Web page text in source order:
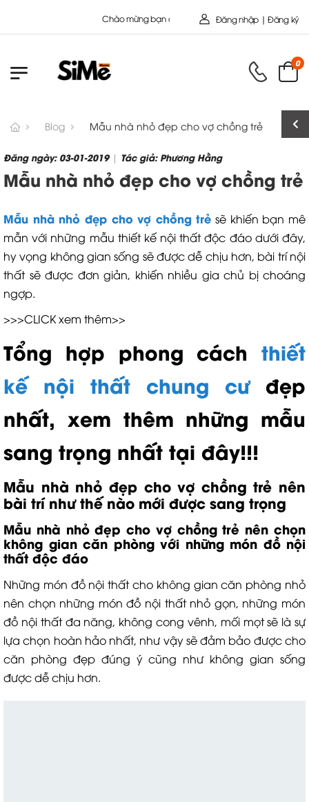
Chào mừng bạn đến với Nội Thất Toàn Cầu - Công ty cổ Phần
Đăng nhập | Đăng ký
0
Blog Mẫu nhà nhỏ đẹp cho vợ chồng trẻ
Đăng ngày: 03-01-2019| Tác giả: Phương Hằng
Mẫu nhà nhỏ đẹp cho vợ chồng trẻ
Mẫu nhà nhỏ đẹp cho vợ chồng trẻ sẽ khiến bạn mê
mẫn với những mẫu thiết kế nội thất độc đáo dưới đây,
hy vọng không gian sống sẽ được dễ chịu hơn, bài trí nội
thất sẽ được đơn giản, khiến nhiều gia chủ bị choáng
ngợp.
>>>CLICK xem thêm>>
Tổng hợp phong cách thiết
kế nội thất chung cưđẹp
nhất, xem thêm những mẫu
sang trọng nhất tại đây!!!
Mẫu nhà nhỏ đẹp cho vợ chồng trẻ nên
bài trí như thế nào mới được sang trọng
Mẫu nhà nhỏ đẹp cho vợ chồng trẻ nên chọn
không gian căn phòng với những món đồ nội
thất độc đáo
Những món đồ nội thất cho không gian căn phòng nhỏ
nên chọn những món đồ nội thất nhỏ gọn, những món
đồ nội thất đa năng, không cong vênh, mối mọt sẽ là sự
lựa chọn hoàn hảo nhất, như vậy sẽ đảm bảo được cho
căn phòng đẹp đúng ý cũng như không gian sống
được dễ chịu hơn.